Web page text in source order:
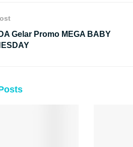
Gelar Promo MEGA BABY